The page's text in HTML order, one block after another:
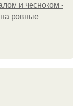
и чесноком -
на ровные